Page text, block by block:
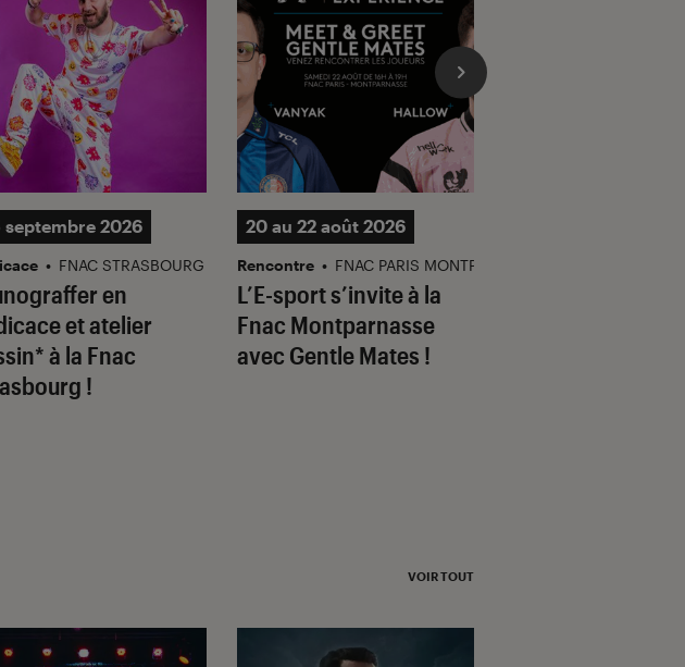
en
et atelier
à la Fnac
!
septembre 2026
• FNAC STRASBOURG
L’E-sport s’invite à la
Fnac Montparnasse
avec Gentle Mates !
20 au 22 août 2026
Rencontre • FNAC PARIS MONTPARNASSE
VOIR TOUT